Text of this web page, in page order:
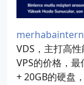
VDS，主打高
VPS的价格，
+ 20GB的硬盘